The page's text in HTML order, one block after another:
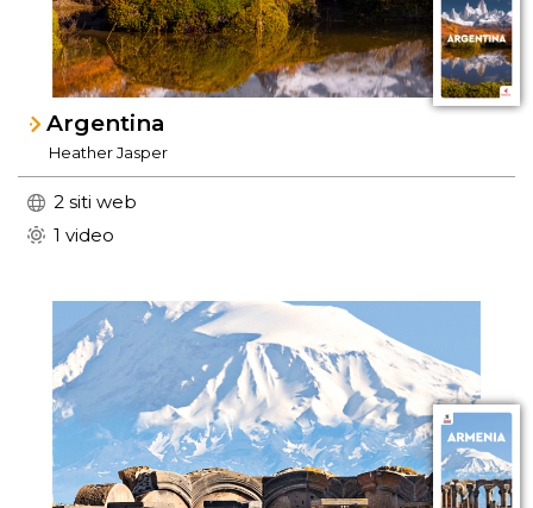
Argentina
Heather Jasper
2 siti web
1 video